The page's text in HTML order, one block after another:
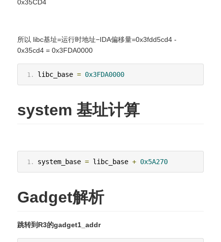
0x35CD4
所以 libc基址=运行时地址−IDA偏移量=0x3fdd5cd4 -
0x35cd4 = 0x3FDA0000
libc_base = 0x3FDA0000
system 基址计算
system_base = libc_base + 0x5A270
Gadget解析
跳转到R3的gadget1_addr